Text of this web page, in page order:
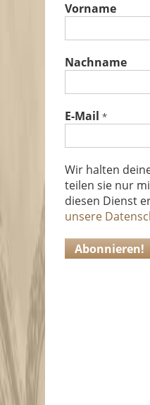
Vorname
Nachname
E-Mail *
Wir halten
teilen sie nur
diesen Dienst
unsere